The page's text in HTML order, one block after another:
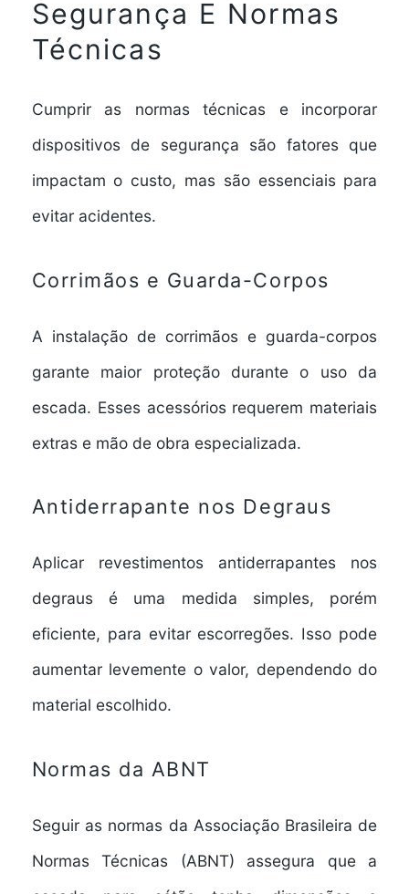
Segurança E Normas
Técnicas
Cumprir as normas técnicas e incorporar
dispositivos de segurança são fatores que
impactam o custo, mas são essenciais para
evitar acidentes.
Corrimãos e Guarda-Corpos
A instalação de corrimãos e guarda-corpos
garante maior proteção durante o uso da
escada. Esses acessórios requerem materiais
extras e mão de obra especializada.
Antiderrapante nos Degraus
Aplicar revestimentos antiderrapantes nos
degraus é uma medida simples, porém
eficiente, para evitar escorregões. Isso pode
aumentar levemente o valor, dependendo do
material escolhido.
Normas da ABNT
Seguir as normas da Associação Brasileira de
Normas Técnicas (ABNT) assegura que a